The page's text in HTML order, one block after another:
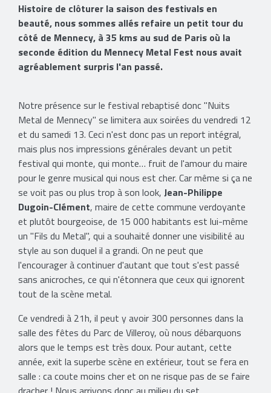
Histoire de clôturer la saison des festivals en
beauté, nous sommes allés refaire un petit tour du
côté de Mennecy, à 35 kms au sud de Paris où la
seconde édition du Mennecy Metal Fest nous avait
agréablement surpris l'an passé.
Notre présence sur le festival rebaptisé donc "Nuits
Metal de Mennecy" se limitera aux soirées du vendredi 12
et du samedi 13. Ceci n'est donc pas un report intégral,
mais plus nos impressions générales devant un petit
festival qui monte, qui monte… fruit de l'amour du maire
pour le genre musical qui nous est cher. Car même si ça ne
se voit pas ou plus trop à son look, Jean-Philippe
Dugoin-Clément, maire de cette commune verdoyante
et plutôt bourgeoise, de 15 000 habitants est lui-même
un "Fils du Metal", qui a souhaité donner une visibilité au
style au son duquel il a grandi. On ne peut que
l'encourager à continuer d'autant que tout s'est passé
sans anicroches, ce qui n'étonnera que ceux qui ignorent
tout de la scène metal.
Ce vendredi à 21h, il peut y avoir 300 personnes dans la
salle des fêtes du Parc de Villeroy, où nous débarquons
alors que le temps est très doux. Pour autant, cette
année, exit la superbe scène en extérieur, tout se fera en
salle : ca coute moins cher et on ne risque pas de se faire